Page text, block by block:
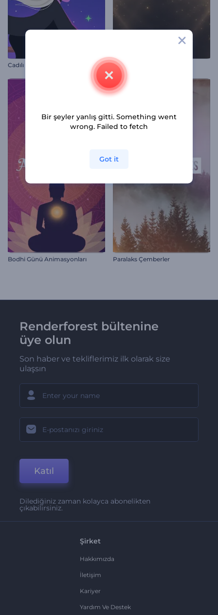
Cadılı Halloween Jeneriği Ödül Adayı Tanıtım Kiti
Bodhi Günü Animasyonları Paralaks Çemberler
Renderforest bültenine
üye olun
Son haber ve tekliflerimiz ilk olarak size
ulaşsın
Katıl
Dilediğiniz zaman kolayca abonelikten
çıkabilirsiniz.
Şirket
Hakkımızda
İletişim
Kariyer
Yardım Ve Destek
Bir şeyler yanlış gitti. Something went
wrong. Failed to fetch
Got it